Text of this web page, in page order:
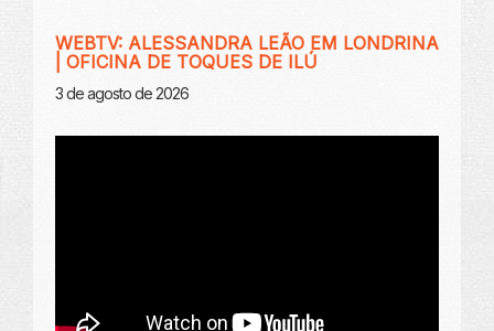
WEBTV: ALESSANDRA LEÃO EM LONDRINA
| OFICINA DE TOQUES DE ILÚ
3 de agosto de 2026